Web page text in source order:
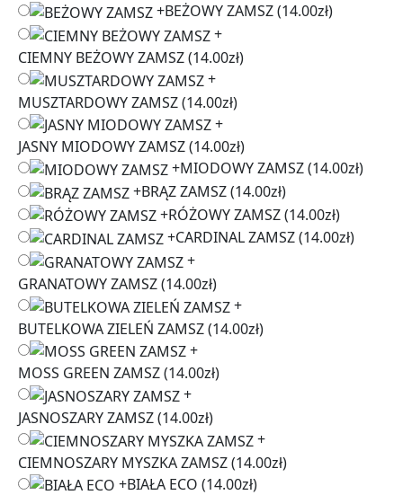
+BEŻOWY ZAMSZ(14.00zł)
+
CIEMNY BEŻOWY ZAMSZ(14.00zł)
+
MUSZTARDOWY ZAMSZ(14.00zł)
+
JASNY MIODOWY ZAMSZ(14.00zł)
+MIODOWY ZAMSZ(14.00zł)
+BRĄZ ZAMSZ(14.00zł)
+RÓŻOWY ZAMSZ(14.00zł)
+CARDINAL ZAMSZ(14.00zł)
+
GRANATOWY ZAMSZ(14.00zł)
+
BUTELKOWA ZIELEŃ ZAMSZ(14.00zł)
+
MOSS GREEN ZAMSZ(14.00zł)
+
JASNOSZARY ZAMSZ(14.00zł)
+
CIEMNOSZARY MYSZKA ZAMSZ(14.00zł)
+BIAŁA ECO (14.00zł)